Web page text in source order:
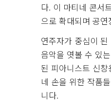
다. 이 마티네 콘서
으로 확대되며 공
연주자가 중심이
음악을 엿볼 수 있
된 피아니스트 신창
네 손을 위한 작품
니다.